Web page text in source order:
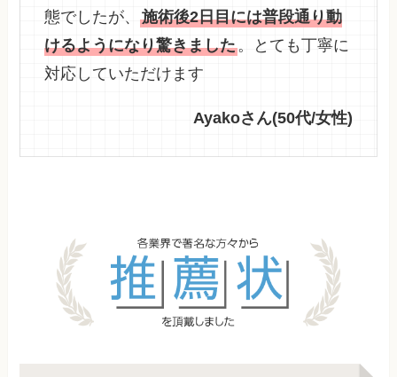
態でしたが、施術後2日目には普段通り動
けるようになり驚きました。とても丁寧に
対応していただけます
Ayakoさん(50代/女性)